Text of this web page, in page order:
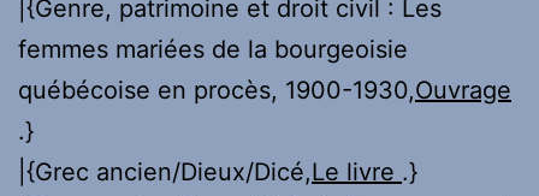
|{Genre, patrimoine et droit civil : Les
femmes mariées de la bourgeoisie
québécoise en procès, 1900-1930,Ouvrage
.}
|{Grec ancien/Dieux/Dicé,Le livre .}